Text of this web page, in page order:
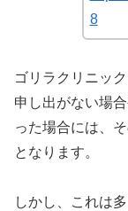
8
ゴリラクリニッ
申し出がない場
った場合には、
となります。
しかし、これは